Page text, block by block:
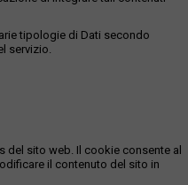
tipologie di Dati secondo
servizio.
del sito web. Il cookie consente al
il contenuto del sito in